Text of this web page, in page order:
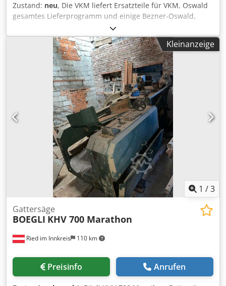
Zustand: neu, Die VKM liefert Ersatzteile für VKM, Oswald
gesamtes Lieferprogramm und einige Bezner-Oswald,
Wema Probst Maschinen, sowie BÖGLI Bandsägen, und
Ersatzmesser nach Zeichnung für die verschiedensten
Holzbearbeitungsmaschinen. Teilweise können die Teile
vom Lager geliefert werden. Nachstehend einige Teile die
besonders häufig nachgefragt werden. Zentrierwalzen
Bohrung 40mm € 112,00/Stück Zentrierwalzen Bohrung
50mm € 156,00/Stück Vorschubrolle Bohrung 40mm €
118,00/Stück Vorschubrolle Bohrung 50mm € 138,00/Stück
Auszugsrolle Bohrung 40mm € 102,00/Stück Vorschubrolle
Bohrung 50 mm € 126,00/Stück Bezner WP35 Schälscheibe
€ 3.920,00/Stück Oswald RM162 Führungsschlitten
RM7072W € 302,00/Stück Oswald RM162 Messerträger
RM7066W € 215,00/Stück Gerne erstellen wir ein Angebot
mit den kaufmännische Bedingungen, weitere Ersatzteile
auf Anfrage Codpfeg Rn Avex Ak Toha
Kleinanzeige
1 /3
Ried im Innkreis 110 km
Gattersäge
BOEGLI KHV 700 Marathon
Preisinfo Anrufen